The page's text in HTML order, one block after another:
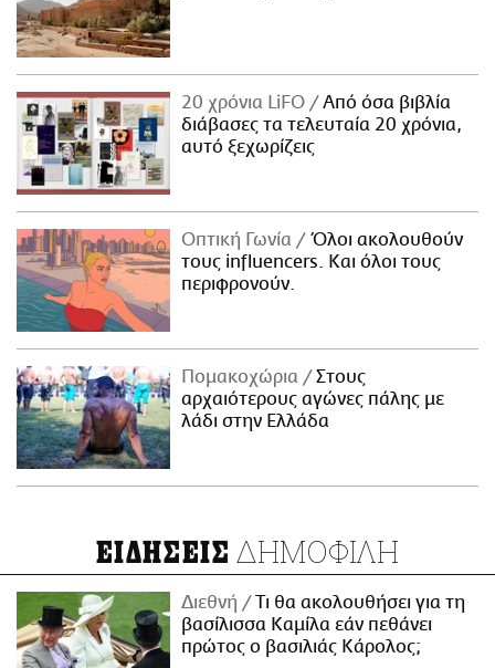
20 χρόνια LiFO
Από όσα βιβλία
διάβασες τα τελευταία 20 χρόνια,
αυτό ξεχωρίζεις
Οπτική Γωνία
Όλοι ακολουθούν
τους influencers. Και όλοι τους
περιφρονούν.
Πομακοχώρια
Στους
αρχαιότερους αγώνες πάλης με
λάδι στην Ελλάδα
ΕΙΔΗΣΕΙΣ ΔΗΜΟΦΙΛΗ
Διεθνή
Τι θα ακολουθήσει για τη
βασίλισσα Καμίλα εάν πεθάνει
πρώτος ο βασιλιάς Κάρολος;